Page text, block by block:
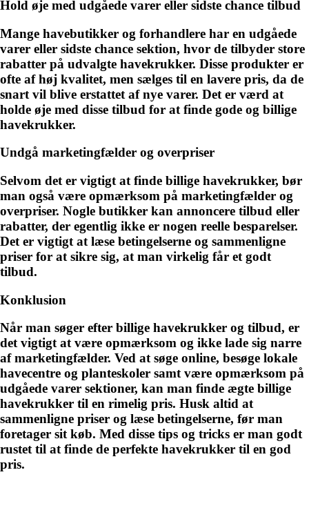
Hold øje med udgåede varer eller sidste chance tilbud
Mange havebutikker og forhandlere har en udgåede
varer eller sidste chance sektion, hvor de tilbyder store
rabatter på udvalgte havekrukker. Disse produkter er
ofte af høj kvalitet, men sælges til en lavere pris, da de
snart vil blive erstattet af nye varer. Det er værd at
holde øje med disse tilbud for at finde gode og billige
havekrukker.
Undgå marketingfælder og overpriser
Selvom det er vigtigt at finde billige havekrukker, bør
man også være opmærksom på marketingfælder og
overpriser. Nogle butikker kan annoncere tilbud eller
rabatter, der egentlig ikke er nogen reelle besparelser.
Det er vigtigt at læse betingelserne og sammenligne
priser for at sikre sig, at man virkelig får et godt
tilbud.
Konklusion
Når man søger efter billige havekrukker og tilbud, er
det vigtigt at være opmærksom og ikke lade sig narre
af marketingfælder. Ved at søge online, besøge lokale
havecentre og planteskoler samt være opmærksom på
udgåede varer sektioner, kan man finde ægte billige
havekrukker til en rimelig pris. Husk altid at
sammenligne priser og læse betingelserne, før man
foretager sit køb. Med disse tips og tricks er man godt
rustet til at finde de perfekte havekrukker til en god
pris.